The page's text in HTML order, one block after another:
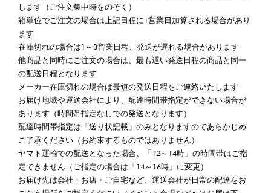
します（ご注文集中時をのぞく）
箱単位でご注文の場合は上記日程に1営業日加算される場合があり
ます
在庫切れの場合は1～3営業日程、発送が遅れる場合があります
他商品と同時にご注文の場合は、最も遅い発送日程の商品と同一
の配送日程となります
メーカー在庫切れの場合は最短の発送日程をご連絡いたします
お届け地域や運送会社により、配達時間帯指定ができない場合が
あります（時間帯指定なしでの発送となります）
配達時間帯指定は「送り状記載」のみとなりますのであらかじめ
ご了承ください（お約束するものではありません）
ヤマト運輸での配送となった場合、「12～14時」の時間帯はご指
定できません（ご指定の場合は「14～16時」に変更）
お届け先は会社・お店・ご自宅など、運送会社が日常の配達をお